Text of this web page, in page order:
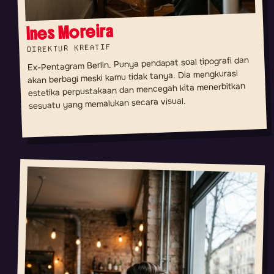
Ines Moreira
DIREKTUR KREATIF
Ex-Pentagram Berlin. Punya pendapat soal tipografi dan
akan berbagi meski kamu tidak tanya. Dia mengkurasi
estetika perpustakaan dan mencegah kita menerbitkan
sesuatu yang memalukan secara visual.